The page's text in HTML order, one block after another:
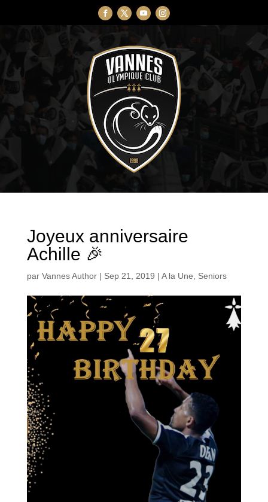
Joyeux anniversaire
Achille 🎉
par Vannes Author| Sep 21, 2019 | A la Une, Seniors